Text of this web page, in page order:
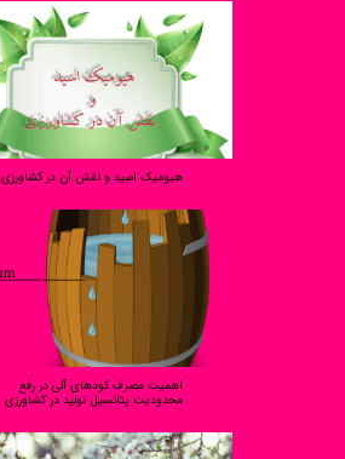
هیومیک اسید و نقش آن در کشاورزی
اهمیت مصرف کودهای آلی در رفع
محدودیت پتانسیل تولید در کشاورزی